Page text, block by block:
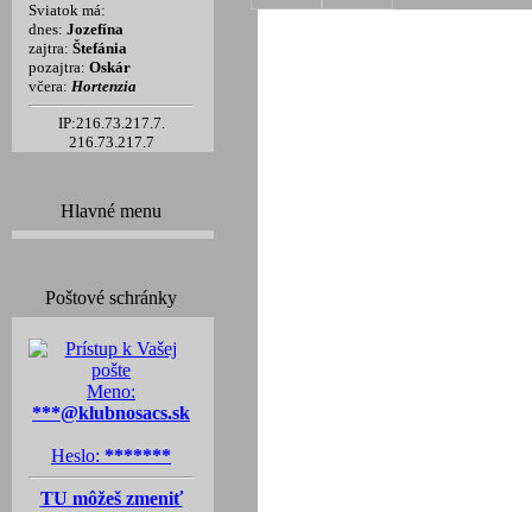
Sviatok má:
dnes: Jozefína
zajtra: Štefánia
pozajtra: Oskár
včera: Hortenzia
IP:216.73.217.7.
216.73.217.7
Hlavné menu
Poštové schránky
Meno:
***@klubnosacs.sk
Heslo: *******
TU môžeš zmeniť